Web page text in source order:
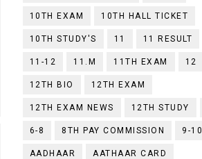
10TH EXAM 10TH HALL TICKET
10TH STUDY'S 11 11 RESULT
11-12 11.M 11TH EXAM 12
12TH BIO 12TH EXAM
12TH EXAM NEWS 12TH STUDY
6-8 8TH PAY COMMISSION 9-10
AADHAAR AATHAAR CARD